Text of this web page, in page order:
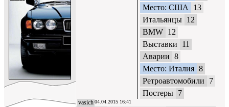
Место: США
13
Итальянцы 12
BMW 12
Выставки
11
Аварии 8
Место: Италия 8
Ретроавтомобили
7
Постеры 7
vasich04.04.2015 16:41